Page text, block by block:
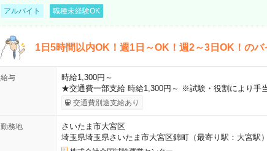
アルバイト 職種未経験OK
1日5時間以内OK！週1日～OK！週2～3日OK！のバ
給与
時給1,300円～
★交通費一部支給 時給1,300円～ ※試験・役割により手
交通費別途支給あり
勤務地
さいたま市大宮区
埼玉県埼玉県さいたま市大宮区錦町（最寄り駅：大宮駅）